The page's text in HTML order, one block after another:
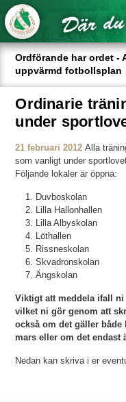
Ordförande har ordet -
uppvärmd fotbollsplan
Ordinarie
under
21 februari 2012 Alla
som vanligt under
Följande lokaler är öppna:
Duvboskolan
Lilla Hallonhallen
Lilla Albyskolan
Löthallen
Rissneskolan
Skvadronskolan
Ängskolan
Viktigt att meddela ifall
vilket ni gör genom att
också om det gäller både
mars eller om det endast
Nedan kan skriva i er